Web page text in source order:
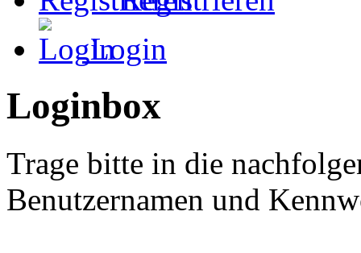
Login
Loginbox
Trage bitte in die
Benutzernamen und